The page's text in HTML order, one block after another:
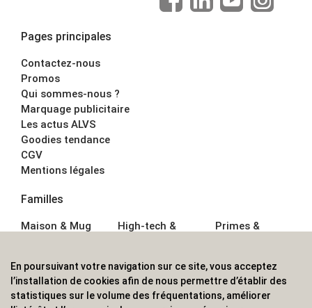
Pages principales
Contactez-nous
Promos
Qui sommes-nous ?
Marquage publicitaire
Les actus ALVS
Goodies tendance
CGV
Mentions légales
Familles
Maison & Mug
Écriture
Bagagerie sacs
High-tech &
Sport &
Outdoor
Enfant
Primes &
Boisson
Textile &
Casquette
En poursuivant votre navigation sur ce site, vous acceptez
l’installation de cookies afin de nous permettre d’établir des
statistiques sur le volume des fréquentations, améliorer